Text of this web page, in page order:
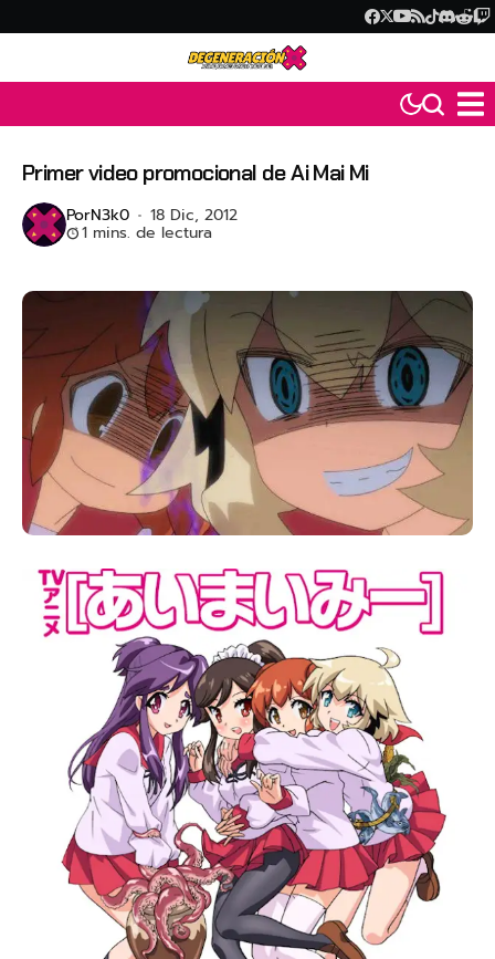
Primer video promocional de Ai Mai Mi
PorN3k0 18 Dic, 2012
1 mins. de lectura